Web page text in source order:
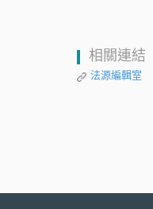
相關連結
法源編輯室